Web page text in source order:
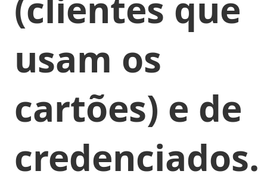
usam os
cartões) e de
credenciados.